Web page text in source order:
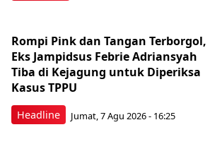
Headline
Rompi Pink dan Tangan Terborgol,
Eks Jampidsus Febrie Adriansyah
Tiba di Kejagung untuk Diperiksa
Kasus TPPU
Jumat, 7 Agu 2026 - 16:25